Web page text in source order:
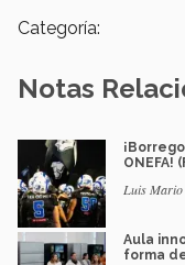
Categoría:
Notas
ONEFA!
Luis
Aula
forma